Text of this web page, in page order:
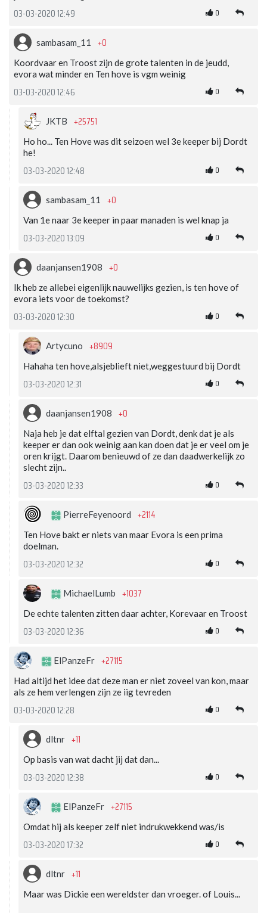
03-03-2020 12:49 0
sambasam_11 +0
Koordvaar en Troost zijn de grote talenten in de jeudd,
evora wat minder en Ten hove is vgm weinig
03-03-2020 12:46 0
JKTB +25751
Ho ho... Ten Hove was dit seizoen wel 3e keeper bij Dordt
he!
03-03-2020 12:48 0
sambasam_11 +0
Van 1e naar 3e keeper in paar manaden is wel knap ja
03-03-2020 13:09 0
daanjansen1908 +0
Ik heb ze allebei eigenlijk nauwelijks gezien, is ten hove of
evora iets voor de toekomst?
03-03-2020 12:30 0
Artycuno +8909
Hahaha ten hove,alsjeblieft niet,weggestuurd bij Dordt
03-03-2020 12:31 0
daanjansen1908 +0
Naja heb je dat elftal gezien van Dordt, denk dat je als
keeper er dan ook weinig aan kan doen dat je er veel om je
oren krijgt. Daarom benieuwd of ze dan daadwerkelijk zo
slecht zijn..
03-03-2020 12:33 0
PierreFeyenoord +2114
Ten Hove bakt er niets van maar Evora is een prima
doelman.
03-03-2020 12:32 0
MichaelLumb +1037
De echte talenten zitten daar achter, Korevaar en Troost
03-03-2020 12:36 0
ElPanzeFr +27115
Had altijd het idee dat deze man er niet zoveel van kon, maar
als ze hem verlengen zijn ze iig tevreden
03-03-2020 12:28 0
dltnr +11
Op basis van wat dacht jij dat dan...
03-03-2020 12:38 0
ElPanzeFr +27115
Omdat hij als keeper zelf niet indrukwekkend was/is
03-03-2020 17:32 0
dltnr +11
Maar was Dickie een wereldster dan vroeger. of Louis...